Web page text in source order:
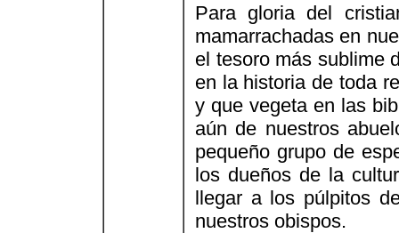
Para gloria del
mamarrachadas en
el tesoro más sublime
en la historia de toda
y que vegeta en las
aún de nuestros
pequeño grupo de
los dueños de la
llegar a los púlpitos
nuestros obispos.